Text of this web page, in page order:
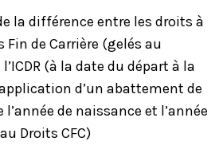
la différence entre les droits à
Fin de Carrière (gelés au
(à la date du départ à la
d’un abattement de
l’année de naissance et l’année
Droits CFC)